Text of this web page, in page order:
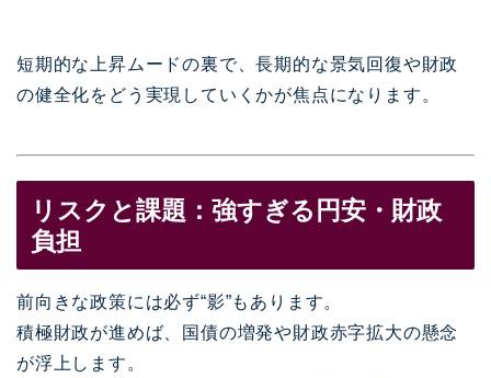
短期的な上昇ムードの裏で、長期的な景気回復や財政
の健全化をどう実現していくかが焦点になります。
リスクと課題：強すぎる円安・財政
負担
前向きな政策には必ず“影”もあります。
積極財政が進めば、国債の増発や財政赤字拡大の懸念
が浮上します。